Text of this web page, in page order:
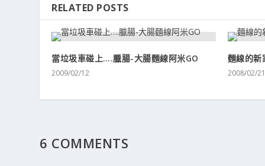
RELATED POSTS
當垃圾車碰上….臘腸-大腸麵線阿米GO
2009/02/12
麵線的新
2008/02/21
6 COMMENTS